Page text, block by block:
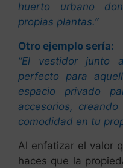
huerto urbano
propias plantas.”
Otro ejemplo sería:
“El vestidor junto
perfecto para
espacio privado
accesorios,
comodidad en tu
Al enfatizar el valor
haces que la